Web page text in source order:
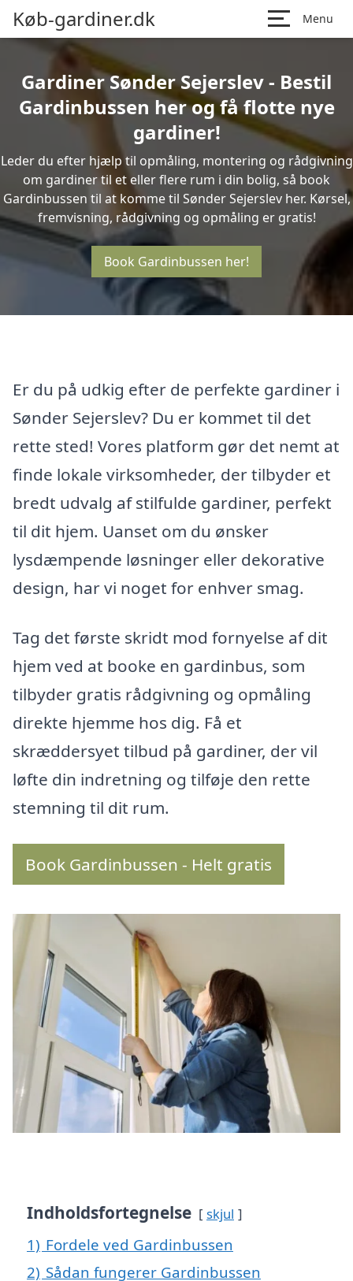
Køb-gardiner.dk Menu
Gardiner Sønder Sejerslev - Bestil
Gardinbussen her og få flotte nye
gardiner!
Leder du efter hjælp til opmåling, montering og rådgivning
om gardiner til et eller flere rum i din bolig, så book
Gardinbussen til at komme til Sønder Sejerslev her. Kørsel,
fremvisning, rådgivning og opmåling er gratis!
Book Gardinbussen her!
Er du på udkig efter de perfekte gardiner i
Sønder Sejerslev? Du er kommet til det
rette sted! Vores platform gør det nemt at
finde lokale virksomheder, der tilbyder et
bredt udvalg af stilfulde gardiner, perfekt
til dit hjem. Uanset om du ønsker
lysdæmpende løsninger eller dekorative
design, har vi noget for enhver smag.
Tag det første skridt mod fornyelse af dit
hjem ved at booke en gardinbus, som
tilbyder gratis rådgivning og opmåling
direkte hjemme hos dig. Få et
skræddersyet tilbud på gardiner, der vil
løfte din indretning og tilføje den rette
stemning til dit rum.
Book Gardinbussen - Helt gratis
Indholdsfortegnelse skjul
1) Fordele ved Gardinbussen
2) Sådan fungerer Gardinbussen